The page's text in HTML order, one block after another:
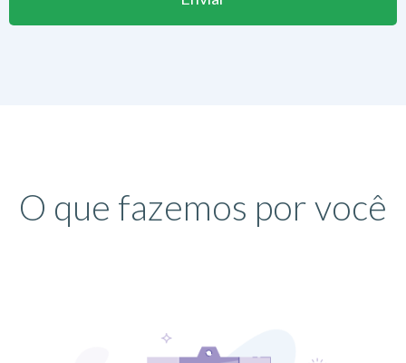
O que fazemos por você